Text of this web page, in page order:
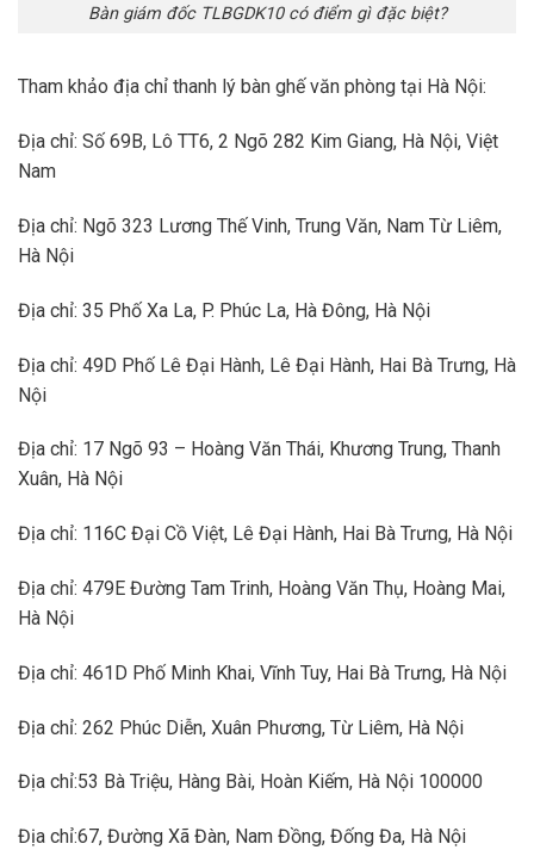
Bàn giám đốc TLBGDK10 có điểm gì đặc biệt?
Tham khảo địa chỉ thanh lý bàn ghế văn phòng tại Hà Nội:
Địa chỉ: Số 69B, Lô TT6, 2 Ngõ 282 Kim Giang, Hà Nội, Việt
Nam
Địa chỉ: Ngõ 323 Lương Thế Vinh, Trung Văn, Nam Từ Liêm,
Hà Nội
Địa chỉ: 35 Phố Xa La, P. Phúc La, Hà Đông, Hà Nội
Địa chỉ: 49D Phố Lê Đại Hành, Lê Đại Hành, Hai Bà Trưng, Hà
Nội
Địa chỉ: 17 Ngõ 93 – Hoàng Văn Thái, Khương Trung, Thanh
Xuân, Hà Nội
Địa chỉ: 116C Đại Cồ Việt, Lê Đại Hành, Hai Bà Trưng, Hà Nội
Địa chỉ: 479E Đường Tam Trinh, Hoàng Văn Thụ, Hoàng Mai,
Hà Nội
Địa chỉ: 461D Phố Minh Khai, Vĩnh Tuy, Hai Bà Trưng, Hà Nội
Địa chỉ: 262 Phúc Diễn, Xuân Phương, Từ Liêm, Hà Nội
Địa chỉ:53 Bà Triệu, Hàng Bài, Hoàn Kiếm, Hà Nội 100000
Địa chỉ:67, Đường Xã Đàn, Nam Đồng, Đống Đa, Hà Nội